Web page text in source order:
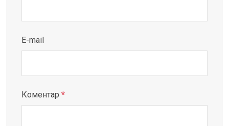
E-mail
Коментар *